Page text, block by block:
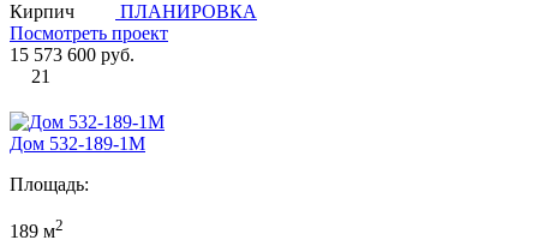
Кирпич
ПЛАНИРОВКА
Посмотреть проект
15 573 600 руб.
21
Дом 532-189-1М
Площадь:
189 м2